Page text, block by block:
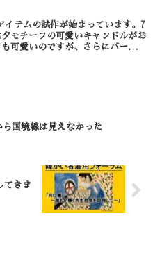
テムの試作が始まっています。7
モチーフの可愛いキャンドルがお
可愛いのですが、さらにバージョ
ら国境線は見えなかった
てきま